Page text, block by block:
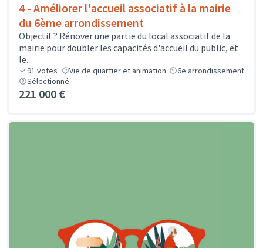
4 - Améliorer l'accueil associatif à la mairie
du 6ème arrondissement
Objectif ? Rénover une partie du local associatif de la
mairie pour doubler les capacités d'accueil du public, et
le...
91 votes Vie de quartier et animation
6e arrondissement
Sélectionné
221 000 €